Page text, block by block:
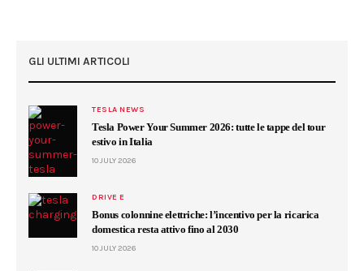
GLI ULTIMI ARTICOLI
TESLA NEWS
Tesla Power Your Summer 2026: tutte le tappe del tour
estivo in Italia
10 JULY 2026
DRIVE E
Bonus colonnine elettriche: l’incentivo per la ricarica
domestica resta attivo fino al 2030
10 JULY 2026